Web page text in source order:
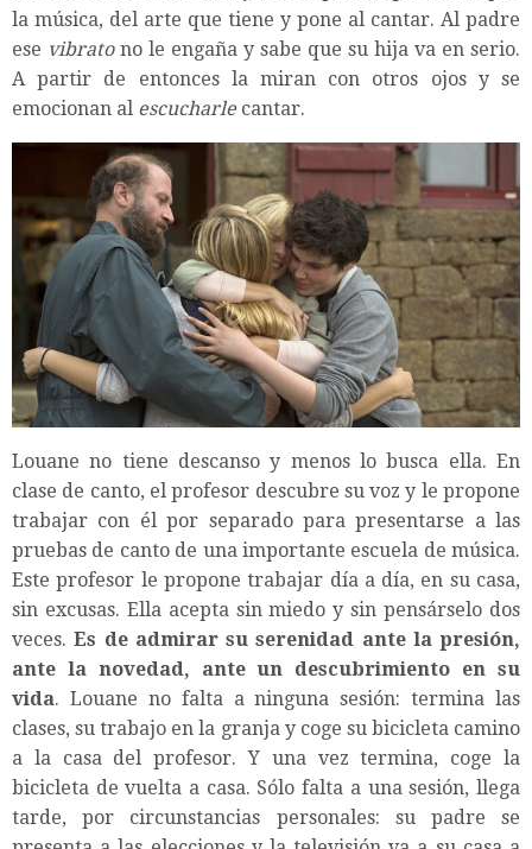
la música, del arte que tiene y pone al cantar. Al padre
ese vibratono le engaña y sabe que su hija va en serio.
A partir de entonces la miran con otros ojos y se
emocionan al escucharle cantar.
Louane no tiene descanso y menos lo busca ella. En
clase de canto, el profesor descubre su voz y le propone
trabajar con él por separado para presentarse a las
pruebas de canto de una importante escuela de música.
Este profesor le propone trabajar día a día, en su casa,
sin excusas. Ella acepta sin miedo y sin pensárselo dos
veces.Es de admirar su serenidad ante la presión,
ante la novedad, ante un descubrimiento en su
vida. Louane no falta a ninguna sesión: termina las
clases, su trabajo en la granja y coge su bicicleta camino
a la casa del profesor. Y una vez termina, coge la
bicicleta de vuelta a casa. Sólo falta a una sesión, llega
tarde, por circunstancias personales: su padre se